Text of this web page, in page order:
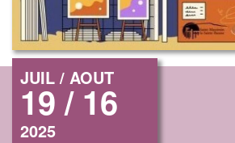
JUIL / AOUT
19 / 16
2025